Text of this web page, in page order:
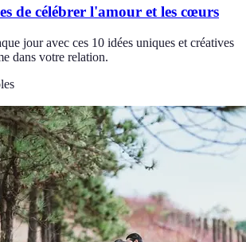
de célébrer l'amour et les cœurs
jour avec ces 10 idées uniques et créatives
dans votre relation.